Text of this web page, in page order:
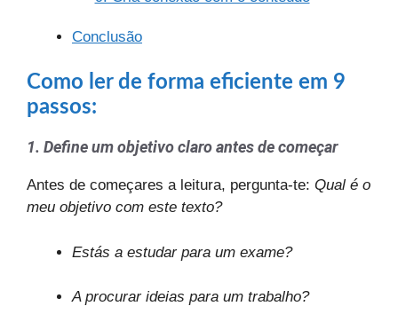
Conclusão
Como ler de forma eficiente em 9
passos:
1. Define um objetivo claro antes de começar
Antes de começares a leitura, pergunta-te: Qual é o
meu objetivo com este texto?
Estás a estudar para um exame?
A procurar ideias para um trabalho?